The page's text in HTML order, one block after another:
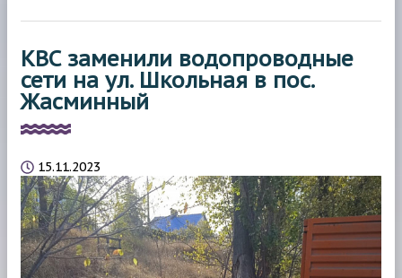
КВС заменили водопроводные
сети на ул. Школьная в пос.
Жасминный
15.11.2023